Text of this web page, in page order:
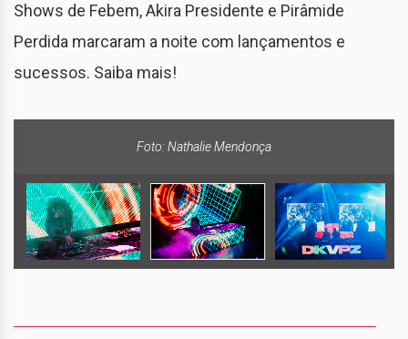
Shows de Febem, Akira Presidente e Pirâmide
Perdida marcaram a noite com lançamentos e
sucessos. Saiba mais!
Foto: Nathalie Mendonça
Foto: Nathalie Mendonça